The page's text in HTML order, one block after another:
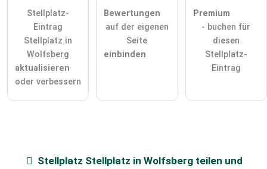
Stellplatz-
Eintrag
Stellplatz in
Wolfsberg
aktualisieren
oder verbessern
Bewertungen
auf der eigenen
Seite
einbinden
Premium
- buchen für
diesen
Stellplatz-
Eintrag
Stellplatz Stellplatz in Wolfsberg teilen und